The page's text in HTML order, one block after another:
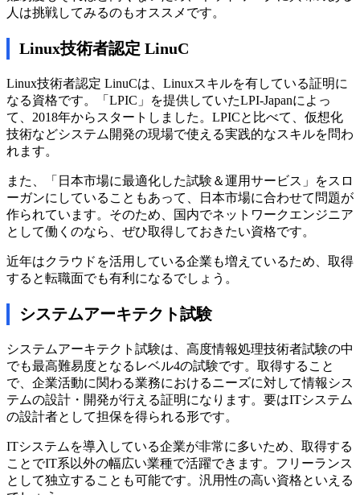
人は挑戦してみるのもオススメです。
Linux技術者認定 LinuC
Linux技術者認定 LinuCは、Linuxスキルを有している証明に
なる資格です。「LPIC」を提供していたLPI-Japanによっ
て、2018年からスタートしました。LPICと比べて、仮想化
技術などシステム開発の現場で使える実践的なスキルを問わ
れます。
また、「日本市場に最適化した試験＆運用サービス」をスロ
ーガンにしていることもあって、日本市場に合わせて問題が
作られています。そのため、国内でネットワークエンジニア
として働くのなら、ぜひ取得しておきたい資格です。
近年はクラウドを活用している企業も増えているため、取得
すると転職面でも有利になるでしょう。
システムアーキテクト試験
システムアーキテクト試験は、高度情報処理技術者試験の中
でも最高難易度となるレベル4の試験です。取得すること
で、企業活動に関わる業務におけるニーズに対して情報シス
テムの設計・開発が行える証明になります。要はITシステム
の設計者として担保を得られる形です。
ITシステムを導入している企業が非常に多いため、取得する
ことでIT系以外の幅広い業種で活躍できます。フリーランス
として独立することも可能です。汎用性の高い資格といえる